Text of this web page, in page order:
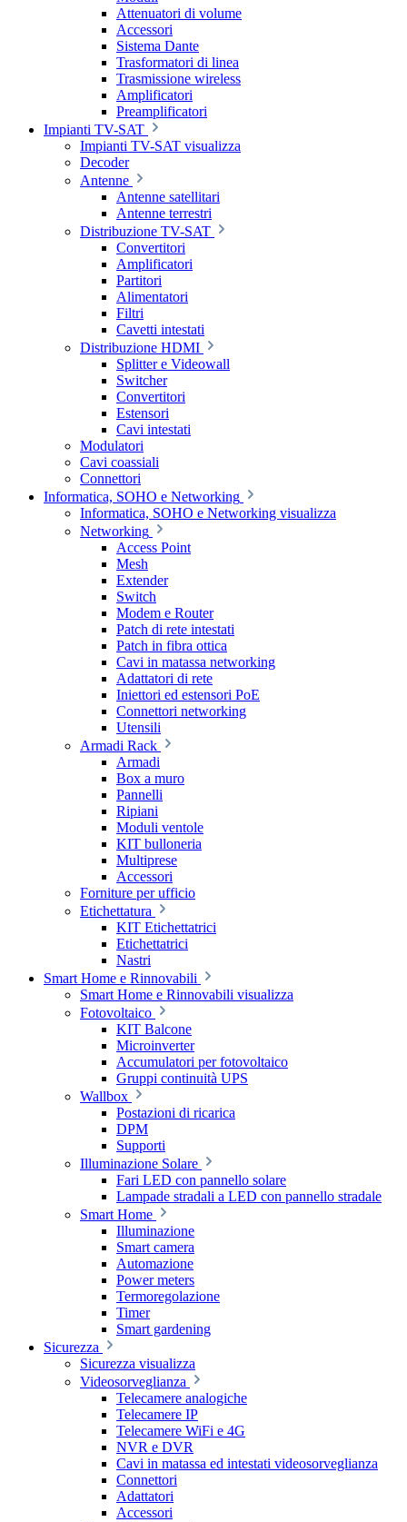
Attenuatori di volume
Accessori
Sistema Dante
Trasformatori di linea
Trasmissione wireless
Amplificatori
Preamplificatori
Impianti TV-SAT
Impianti TV-SAT visualizza
Decoder
Antenne
Antenne satellitari
Antenne terrestri
Distribuzione TV-SAT
Convertitori
Amplificatori
Partitori
Alimentatori
Filtri
Cavetti intestati
Distribuzione HDMI
Splitter e Videowall
Switcher
Convertitori
Estensori
Cavi intestati
Modulatori
Cavi coassiali
Connettori
Informatica, SOHO e Networking
Informatica, SOHO e Networking visualizza
Networking
Access Point
Mesh
Extender
Switch
Modem e Router
Patch di rete intestati
Patch in fibra ottica
Cavi in matassa networking
Adattatori di rete
Iniettori ed estensori PoE
Connettori networking
Utensili
Armadi Rack
Armadi
Box a muro
Pannelli
Ripiani
Moduli ventole
KIT bulloneria
Multiprese
Accessori
Forniture per ufficio
Etichettatura
KIT Etichettatrici
Etichettatrici
Nastri
Smart Home e Rinnovabili
Smart Home e Rinnovabili visualizza
Fotovoltaico
KIT Balcone
Microinverter
Accumulatori per fotovoltaico
Gruppi continuità UPS
Wallbox
Postazioni di ricarica
DPM
Supporti
Illuminazione Solare
Fari LED con pannello solare
Lampade stradali a LED con pannello stradale
Smart Home
Illuminazione
Smart camera
Automazione
Power meters
Termoregolazione
Timer
Smart gardening
Sicurezza
Sicurezza visualizza
Videosorveglianza
Telecamere analogiche
Telecamere IP
Telecamere WiFi e 4G
NVR e DVR
Cavi in matassa ed intestati videosorveglianza
Connettori
Adattatori
Accessori